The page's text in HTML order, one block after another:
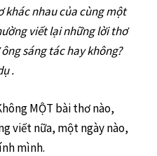
khác nhau của cùng một
viết lại những lời thơ
sáng tác hay không?
.
MỘT bài thơ nào,
viết nữa, một ngày nào,
mình.